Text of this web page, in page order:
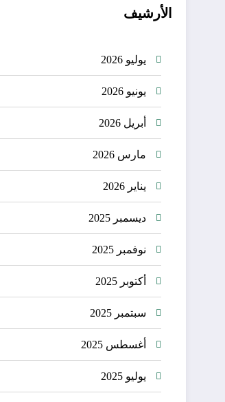
الأرشيف
يوليو 2026
يونيو 2026
أبريل 2026
مارس 2026
يناير 2026
ديسمبر 2025
نوفمبر 2025
أكتوبر 2025
سبتمبر 2025
أغسطس 2025
يوليو 2025